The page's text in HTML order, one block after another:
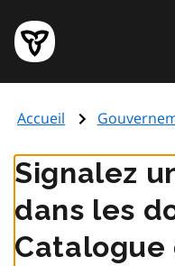
au
contenu
principal
Page
d'accueil
de
Accueil
Signalez
dans les
Catalogue